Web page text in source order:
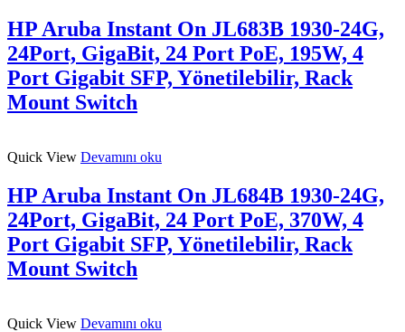
HP Aruba Instant On JL683B 1930-24G,
24Port, GigaBit, 24 Port PoE, 195W, 4
Port Gigabit SFP, Yönetilebilir, Rack
Mount Switch
Quick View Devamını oku
HP Aruba Instant On JL684B 1930-24G,
24Port, GigaBit, 24 Port PoE, 370W, 4
Port Gigabit SFP, Yönetilebilir, Rack
Mount Switch
Quick View Devamını oku